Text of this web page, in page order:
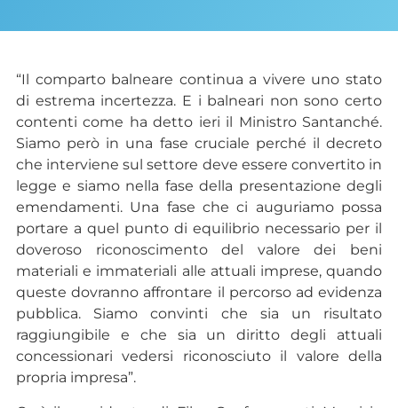
“Il comparto balneare continua a vivere uno stato
di estrema incertezza. E i balneari non sono certo
contenti come ha detto ieri il Ministro Santanché.
Siamo però in una fase cruciale perché il decreto
che interviene sul settore deve essere convertito in
legge e siamo nella fase della presentazione degli
emendamenti. Una fase che ci auguriamo possa
portare a quel punto di equilibrio necessario per il
doveroso riconoscimento del valore dei beni
materiali e immateriali alle attuali imprese, quando
queste dovranno affrontare il percorso ad evidenza
pubblica. Siamo convinti che sia un risultato
raggiungibile e che sia un diritto degli attuali
concessionari vedersi riconosciuto il valore della
propria impresa”.